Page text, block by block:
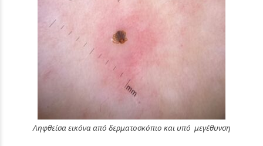
Ληφθείσα εικόνα από δερματοσκόπιο και υπό μεγέθυνση